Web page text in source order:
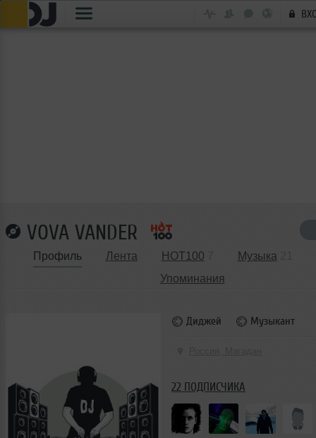
VOVA VANDER
Профиль Лента HOT100 Музыка
Упоминания
Диджей Музыкант
22 ПОДПИСЧИКА